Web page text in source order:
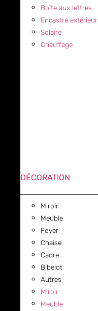
Boîte aux lettres
Encastré extérieur
Solaire
Chauffage
DÉCORATION
Miroir
Meuble
Foyer
Chaise
Cadre
Bibelot
Autres
Miroir
Meuble